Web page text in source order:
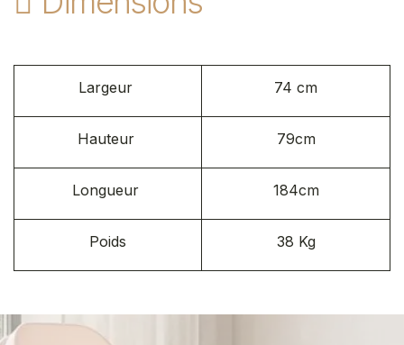
Largeur 74 cm
Hauteur 79cm
Longueur 184cm
Poids ​ 38 Kg